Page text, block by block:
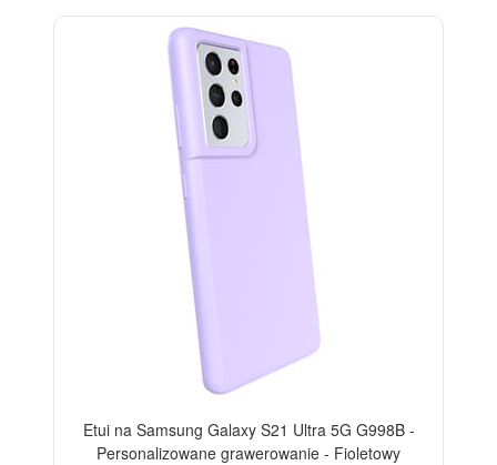
Etui na Samsung Galaxy S21 Ultra 5G G998B -
Personalizowane grawerowanie - Fioletowy